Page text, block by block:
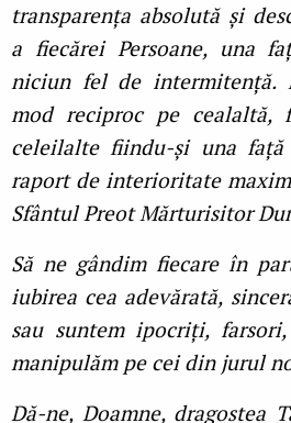
transparența absolută și
a fiecărei Persoane, una
niciun fel de intermitență.
mod reciproc pe cealaltă,
celeilalte fiindu-și una
raport de interioritate
Sfântul Preot Mărturisitor
Să ne gândim fiecare în
iubirea cea adevărată,
sau suntem ipocriți,
manipulăm pe cei din jurul
Dă-ne, Doamne, dragostea